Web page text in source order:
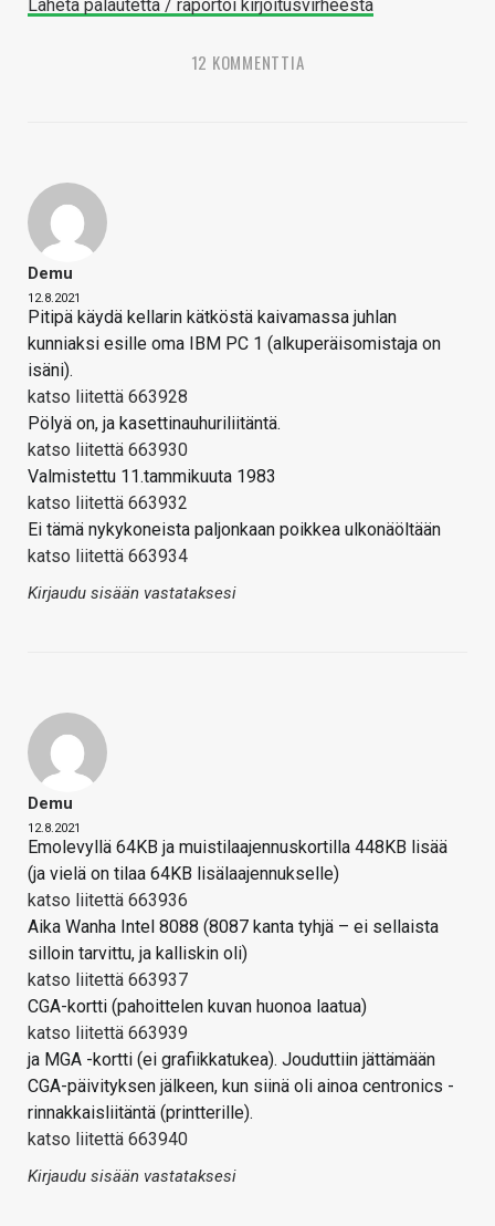
Lähetä palautetta / raportoi kirjoitusvirheestä
12 KOMMENTTIA
Demu
12.8.2021
Pitipä käydä kellarin kätköstä kaivamassa juhlan
kunniaksi esille oma IBM PC 1 (alkuperäisomistaja on
isäni).
katso liitettä 663928
Pölyä on, ja kasettinauhuriliitäntä.
katso liitettä 663930
Valmistettu 11.tammikuuta 1983
katso liitettä 663932
Ei tämä nykykoneista paljonkaan poikkea ulkonäöltään
katso liitettä 663934
Kirjaudu sisään vastataksesi
Demu
12.8.2021
Emolevyllä 64KB ja muistilaajennuskortilla 448KB lisää
(ja vielä on tilaa 64KB lisälaajennukselle)
katso liitettä 663936
Aika Wanha Intel 8088 (8087 kanta tyhjä – ei sellaista
silloin tarvittu, ja kalliskin oli)
katso liitettä 663937
CGA-kortti (pahoittelen kuvan huonoa laatua)
katso liitettä 663939
ja MGA -kortti (ei grafiikkatukea). Jouduttiin jättämään
CGA-päivityksen jälkeen, kun siinä oli ainoa centronics -
rinnakkaisliitäntä (printterille).
katso liitettä 663940
Kirjaudu sisään vastataksesi